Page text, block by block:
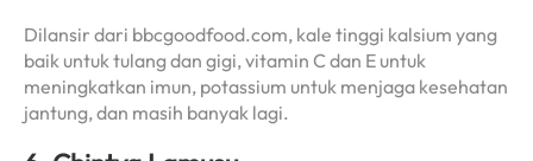
Dilansir dari bbcgoodfood.com, kale tinggi kalsium yang
baik untuk tulang dan gigi, vitamin C dan E untuk
meningkatkan imun, potassium untuk menjaga kesehatan
jantung, dan masih banyak lagi.